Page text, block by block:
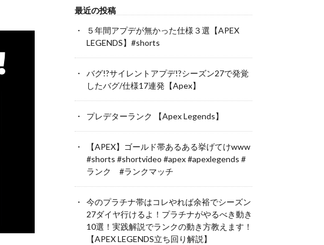
最近の投稿
５年間アプデが無かった仕様３選【APEX
LEGENDS】#shorts
バグ!?サイレントアプデ!?シーズン27で発覚
したバグ/仕様17連発【Apex】
プレデターランク 【Apex Legends】
【APEX】ゴールド帯あるある挙げてけwww
#shorts #shortvideo #apex #apexlegends #
ランク #ランクマッチ
今のプラチナ帯はコレやれば余裕でシーズン
27ダイヤ行けるよ！プラチナがやるべき動き
10選！実践解説でランクの動き方教えます！
【APEX LEGENDS立ち回り解説】